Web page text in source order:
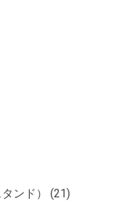
ンド）
(21)